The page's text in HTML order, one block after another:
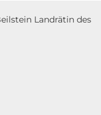
Landrätin des